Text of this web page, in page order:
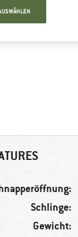
Schlinge:
Gewicht: